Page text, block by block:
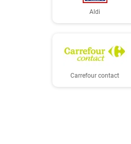
Aldi
Carrefour contact